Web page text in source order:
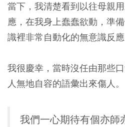
當下，我清楚看到以往母親
應，在我身上蠢蠢欲動，準
識裡非常自動化的無意識反應
我很慶幸，當時沒任由那些
人無地自容的語彙出來傷人。
我們一心期待有個亦師